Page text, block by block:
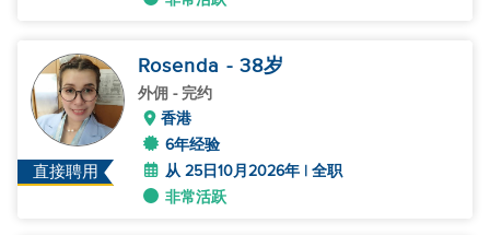
直接聘用
Rosenda - 38岁
外佣 - 完约
香港
6年经验
从 25日10月2026年 | 全职
非常活跃